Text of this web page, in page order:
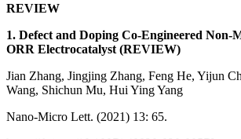
REVIEW
1. Defect and Doping Co-Engineered Non-
ORR Electrocatalyst (REVIEW)
Jian Zhang, Jingjing Zhang, Feng He, Yijun
Wang, Shichun Mu, Hui Ying Yang
Nano-Micro Lett. (2021) 13: 65.